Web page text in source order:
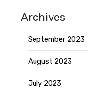
Archives
September 2023
August 2023
July 2023